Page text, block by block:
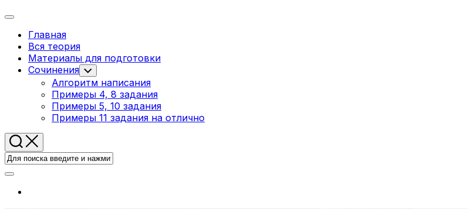
Развернуть
Главная
Вся теория
Родительская
текущая
страница
Материалы для подготовки
Сочинения Переключатель
дочернего
меню
Алгоритм написания
Примеры 4, 8 задания
Примеры 5, 10 задания
Примеры 11 задания на отлично